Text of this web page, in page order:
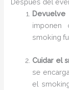
Después del
imponen
smoking
Cuidar el
se
el